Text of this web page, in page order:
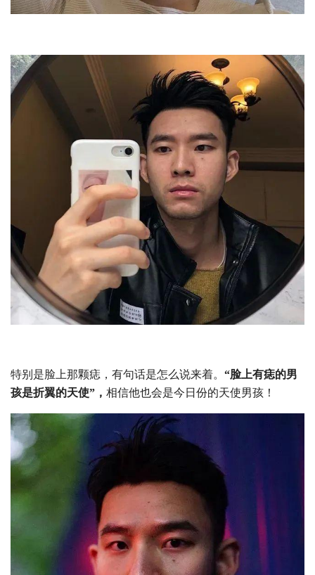
特别是脸上那颗痣，有句话是怎么说来着。 “脸上有痣的男
孩是折翼的天使”， 相信他也会是今日份的天使男孩！